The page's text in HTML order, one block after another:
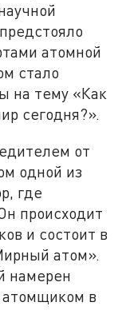
атомной
стало
на тему «Как
сегодня?».
от
одной из
где
происходит
и состоит в
атом».
намерен
в